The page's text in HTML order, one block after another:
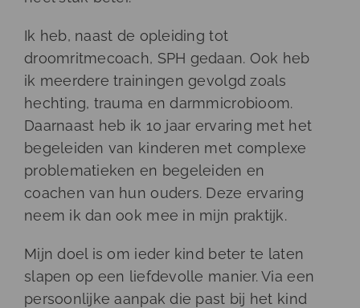
Ik heb, naast de opleiding tot
droomritmecoach, SPH gedaan. Ook heb
ik meerdere trainingen gevolgd zoals
hechting, trauma en darmmicrobioom.
Daarnaast heb ik 10 jaar ervaring met het
begeleiden van kinderen met complexe
problematieken en begeleiden en
coachen van hun ouders. Deze ervaring
neem ik dan ook mee in mijn praktijk.
Mijn doel is om ieder kind beter te laten
slapen op een liefdevolle manier. Via een
persoonlijke aanpak die past bij het kind